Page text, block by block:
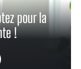
pour la
!